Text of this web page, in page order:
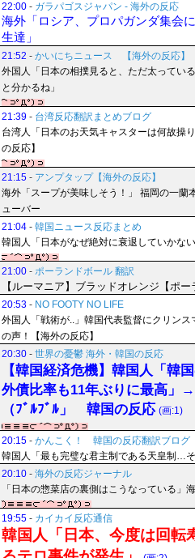
22:00 - ガラパゴスジャパン - 海外の反応
海外「ロシア、プロパガンダ集会
生達」
21:52 - かいにちニュース 【海外の反応】
外国人「日本の相撲見ると、ただ太ってい
と分かるね」
21:39 - 台湾反応翻訳まとめブログ
台湾人「日本のお天気キャスターは何故操
の反応】
21:15 - アンプタップ【海外の反応】
海外「スープが美味しそう！」 福岡の一蘭
ューバー
21:04 - 韓国ニュース反応まとめ
韓国人「日本がなぜ絶対に衰退していかな
21:00 - ポーランドボール 翻訳
【ルーマニア】ブラッドオレンジ【ポー
20:53 - NO FOOTY NO LIFE
外国人「戦術が..」韓国代表監督にクリン
の声！【海外の反応】
20:30 - 世界の憂鬱 海外・韓国の反応
【韓国経済危機】韓国人「韓
外債比率も11年ぶりに最高」
（ﾌﾞﾙﾌﾞﾙ」 韓国の反応 (画:1)
20:15 - かんこく！ 韓国の反応翻訳ブログ
韓国人「最も完璧な君主制である天皇制…
20:10 - 海外の反応ジャーナル
「日本の惣菜店の裏側はこうなっている」
19:55 - カイカイ反応通信
韓国人「日本、今度は回転